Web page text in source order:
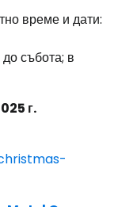
време и дати:
събота; в
г.